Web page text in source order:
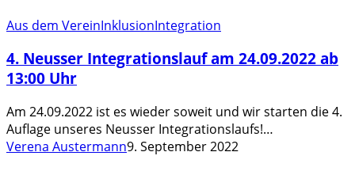
ein
Erfolg
4.
Integrationslauf
am
ab
13:00
Uhr
Aus dem VereinInklusionIntegration
4. Neusser Integrationslauf am 24.09.2022 ab
13:00 Uhr
Am 24.09.2022 ist es wieder soweit und wir starten die 4.
Auflage unseres Neusser Integrationslaufs!…
Verena Austermann9. September 2022